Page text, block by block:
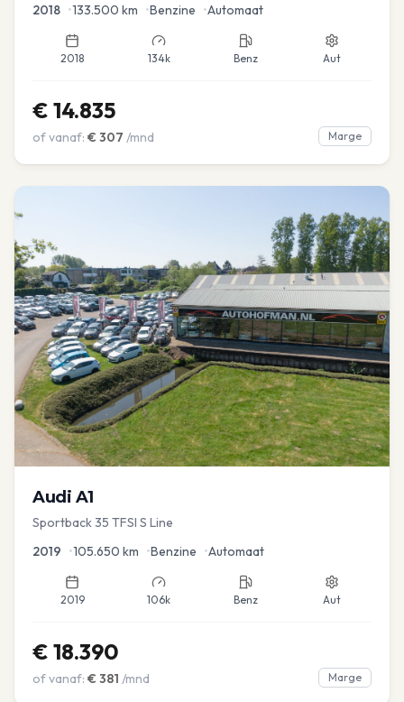
2018 •133.500 km •Benzine •Automaat
2018 134k Benz Aut
€ 14.835
of vanaf: € 307 /mnd Marge
Audi A1
Sportback 35 TFSI S Line
2019 •105.650 km •Benzine •Automaat
2019 106k Benz Aut
€ 18.390
of vanaf: € 381 /mnd Marge